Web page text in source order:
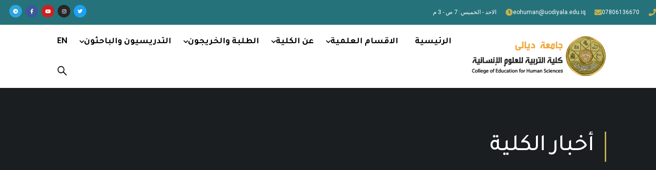
07806136670
eohuman@uodiyala.edu.iq الاحد - الخميس: 7 ص - 3 م
الرئيسية الاقسام العلمية عن الكلية الطلبة والخريجون التدريسيون والباحثون EN
أخبار الكلية